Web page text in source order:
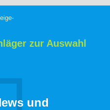
zur Auswahl
und